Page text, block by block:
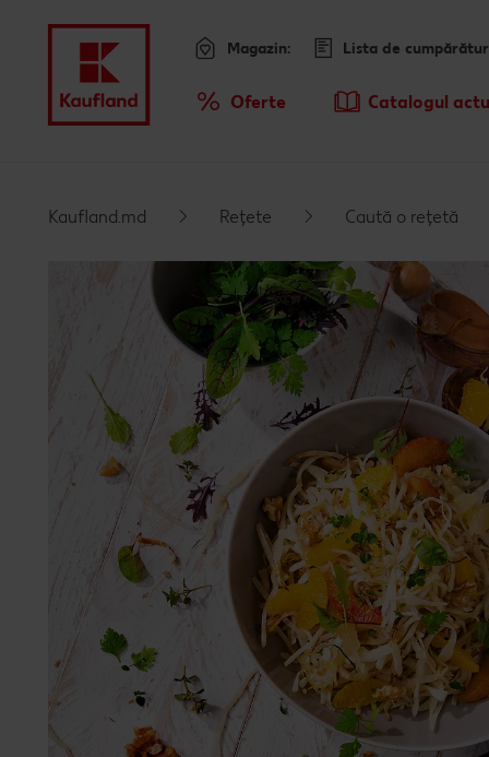
Meniu Oferte Catalogul
Magazin: Lista de
Kaufland.md Rețete Caută o rețetă